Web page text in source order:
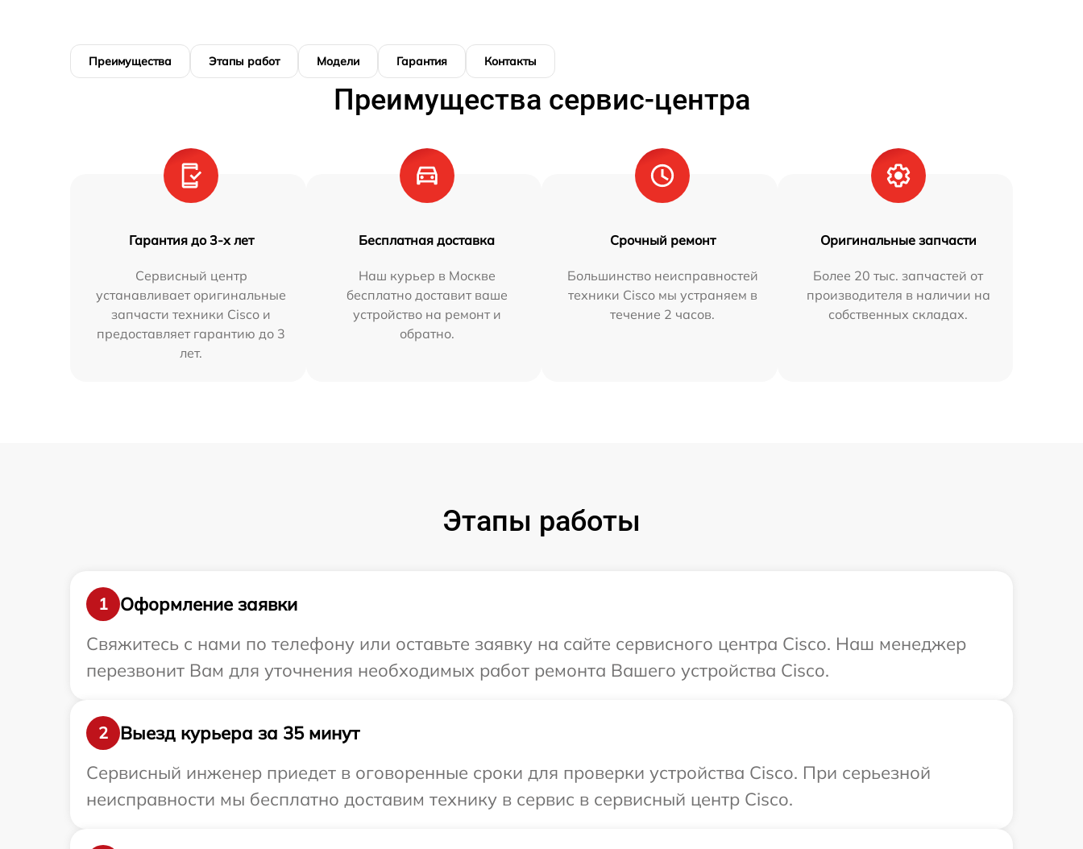
Преимущества Этапы работ Модели Гарантия Контакты
Преимущества сервис-центра
Гарантия до 3-х лет
Сервисный центр
устанавливает оригинальные
запчасти техники Cisco и
предоставляет гарантию до 3
лет.
Бесплатная доставка
Наш курьер в Москве
бесплатно доставит ваше
устройство на ремонт и
обратно.
Срочный ремонт
Большинство неисправностей
техники Cisco мы устраняем в
течение 2 часов.
Оригинальные запчасти
Более 20 тыс. запчастей от
производителя в наличии на
собственных складах.
Этапы работы
1
Оформление заявки
Свяжитесь с нами по телефону или оставьте заявку на сайте сервисного центра Cisco. Наш менеджер
перезвонит Вам для уточнения необходимых работ ремонта Вашего устройства Cisco.
2
Выезд курьера за 35 минут
Сервисный инженер приедет в оговоренные сроки для проверки устройства Cisco. При серьезной
неисправности мы бесплатно доставим технику в сервис в сервисный центр Cisco.